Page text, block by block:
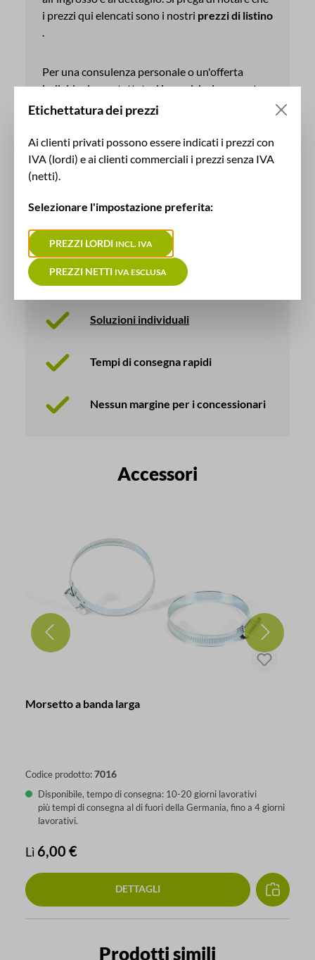
i prezzi qui elencati sono i nostri prezzi di listino
Per una consulenza personale o un'offerta
individuale, contattateci in qualsiasi momento.
Saremo lieti di ricevere la vostra richiesta.
RICHIEDI ORA
Vantaggi con il produttore
100% Made in Germany
Soluzioni individuali
Tempi di consegna rapidi
Nessun margine per i concessionari
Accessori
Morsetto a banda larga
Codice prodotto:7016
Disponibile, tempo di consegna: 10-20 giorni lavorativi
più tempi di consegna al di fuori della Germania, fino a 4 giorni
lavorativi.
Prezzo normale:
Lì 6,00 €
DETTAGLI
Prodotti simili
Etichettatura dei prezzi
Ai clienti privati possono essere indicati i prezzi con
IVA (lordi) e ai clienti commerciali i prezzi senza IVA
(netti).
Selezionare l'impostazione preferita:
PREZZI LORDI INCL. IVA
PREZZI NETTI IVA ESCLUSA